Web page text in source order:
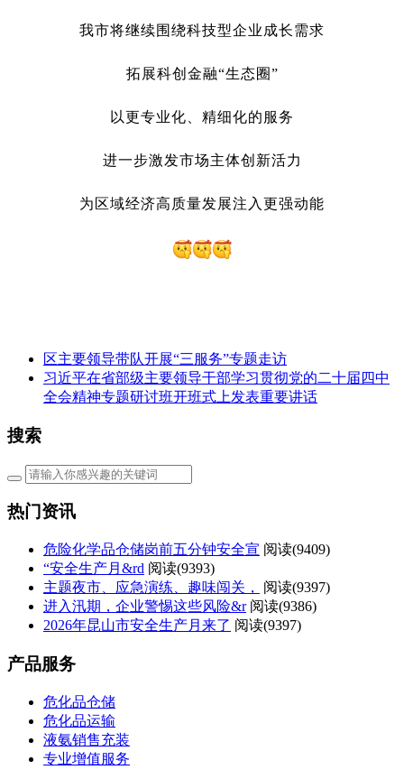
我市将继续围绕科技型企业成长需求
拓展科创金融“生态圈”
以更专业化、精细化的服务
进一步激发市场主体创新活力
为区域经济高质量发展注入更强动能
区主要领导带队开展“三服务”专题走访
习近平在省部级主要领导干部学习贯彻党的二十届四中
全会精神专题研讨班开班式上发表重要讲话
搜索
热门资讯
危险化学品仓储岗前五分钟安全宣 阅读(9409)
“安全生产月&rd 阅读(9393)
主题夜市、应急演练、趣味闯关，
阅读(9397)
进入汛期，企业警惕这些风险&r 阅读(9386)
2026年昆山市安全生产月来了 阅读(9397)
产品服务
危化品仓储
危化品运输
液氨销售充装
专业增值服务